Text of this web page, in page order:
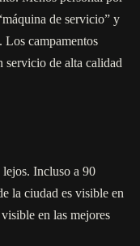
de servicio” y
Los campamentos
servicio de alta calidad
Incluso a 90
la ciudad es visible en
en las mejores